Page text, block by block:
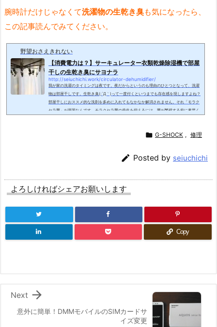
が、一緒にしている数珠まで臭ってま...
腕時計だけじゃなくて洗濯物の生乾き臭も気になったら、
この記事読んでみてください。
野望おさえきれない
【消費電力は？】サーキュレーター衣類乾燥除湿機で部屋
干しの生乾き臭にサヨナラ
http://seiuchichi.work/circulator-dehumidifier/
我が家の洗濯のタイミングは夜です。夜だからというのも理由のひとつとなって、洗濯
物は部屋干しです。生乾き臭(;´Д｀)って一度付くといつまでも存在感を現しますよね？
部屋干しにおススメ的な洗剤を多めに入れてもなかなか解消されません。それ「モラク
セラ菌」が原因なんです。モラクセラ菌の発生を抑えるには、菌が繁殖する前に素早く
 G-SHOCK , 修理
 Posted by seiuchichi
よろしければシェアお願いします
Copy
意外に簡単！DMMモバイルのSIMカードサ
イズ変更

Next